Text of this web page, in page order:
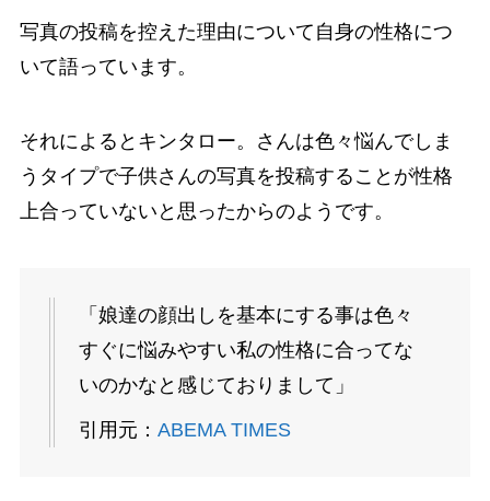
写真の投稿を控えた理由について自身の性格につ
いて語っています。
それによるとキンタロー。さんは色々悩んでしま
うタイプで子供さんの写真を投稿することが性格
上合っていないと思ったからのようです。
「娘達の顔出しを基本にする事は色々
すぐに悩みやすい私の性格に合ってな
いのかなと感じておりまして」
引用元： ABEMA TIMES